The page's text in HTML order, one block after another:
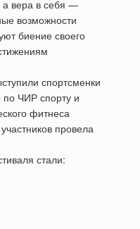
а вера в себя —
возможности
биение своего
спортсменки
ЧИР спорту и
фитнеса
провела
стали: